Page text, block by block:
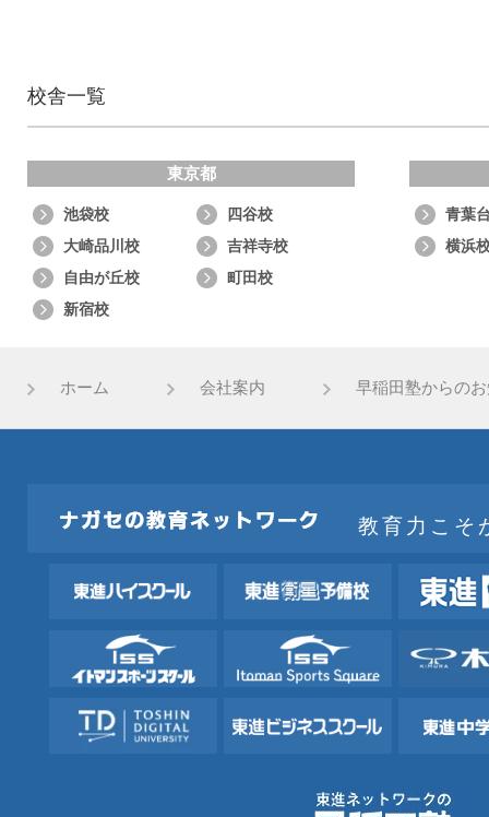
校舎一覧
東京都
池袋校
四谷校
大崎品川校
吉祥寺校
自由が丘校
町田校
新宿校
青葉
横浜
ホーム 会社案内 早稲田塾からの
教育力こそ